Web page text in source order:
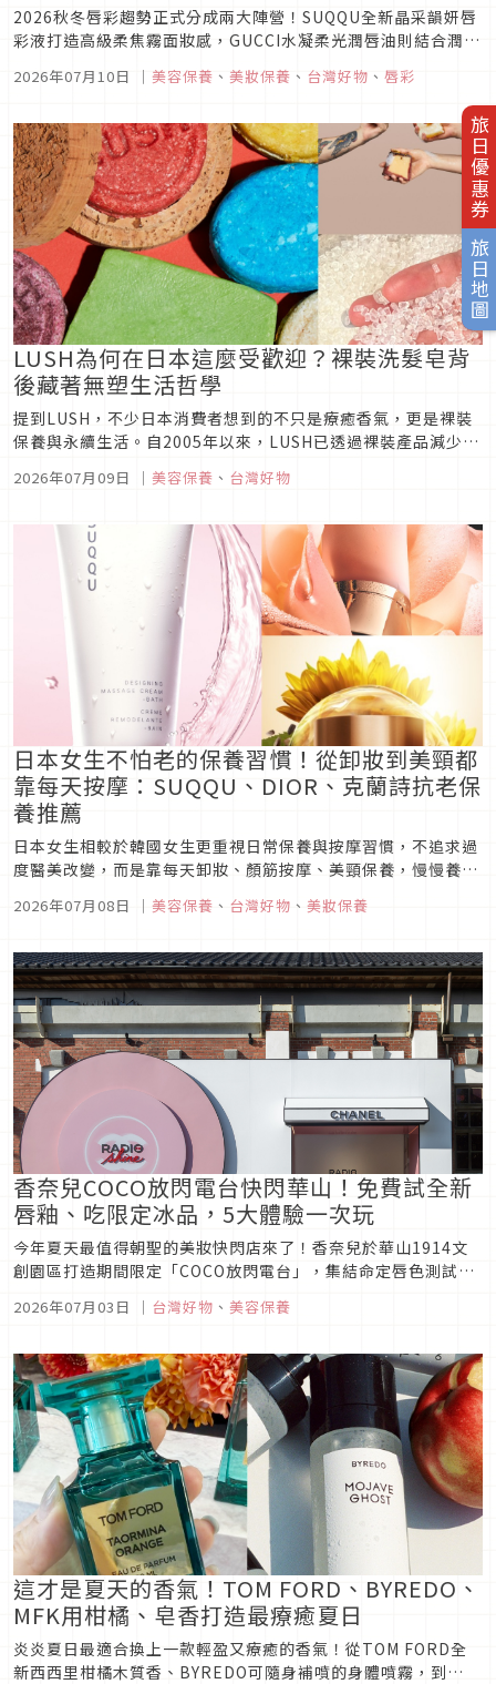
旅日優惠券
旅日地圖
2026秋冬唇彩趨勢正式分成兩大陣營！SUQQU全新晶采韻妍唇
彩液打造高級柔焦霧面妝感，GUCCI水凝柔光潤唇油則結合潤唇
選？一次看懂兩種不同魅力。
2026年07月10日 ｜ 美容保養 、 美妝保養 、 台灣好物 、 唇彩
LUSH為何在日本這麼受歡迎？裸裝洗髮皂背
後藏著無塑生活哲學
提到LUSH，不少日本消費者想到的不只是療癒香氣，更是裸裝
保養與永續生活。自2005年以來，LUSH已透過裸裝產品減少超
遊行，一起從日常保養開始減塑。
2026年07月09日 ｜ 美容保養 、 台灣好物
日本女生不怕老的保養習慣！從卸妝到美頸都
靠每天按摩：SUQQU、DIOR、克蘭詩抗老保
養推薦
日本女生相較於韓國女生更重視日常保養與按摩習慣，不追求過
度醫美改變，而是靠每天卸妝、顏筋按摩、美頸保養，慢慢養出
2026年07月08日 ｜ 美容保養 、 台灣好物 、 美妝保養
香奈兒COCO放閃電台快閃華山！免費試全新
唇釉、吃限定冰品，5大體驗一次玩
今年夏天最值得朝聖的美妝快閃店來了！香奈兒於華山1914文
創園區打造期間限定「COCO放閃電台」，集結命定唇色測試、
品，7月4日至7月19日限時登場，香迷千萬別錯過。
2026年07月03日 ｜ 台灣好物 、 美容保養
這才是夏天的香氣！TOM FORD、BYREDO、
MFK用柑橘、皂香打造最療癒夏日
炎炎夏日最適合換上一款輕盈又療癒的香氣！從TOM FORD全
新西西里柑橘木質香、BYREDO可隨身補噴的身體噴霧，到